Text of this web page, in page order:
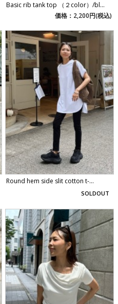
Basic rib tank top （２color）/bl...
価格：2,200円(税込)
Round hem side slit cotton t-...
SOLDOUT